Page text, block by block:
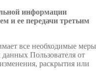
информации
и ее передачи третьим
все необходимые меры
Пользователя от
раскрытия или